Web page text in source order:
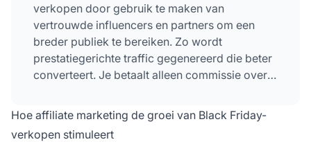
verkopen door gebruik te maken van
vertrouwde influencers en partners om een
breder publiek te bereiken. Zo wordt
prestatiegerichte traffic gegenereerd die beter
converteert. Je betaalt alleen commissie over
kosteneffectieve strategie is die het rendement
maximaliseert tijdens piekperiodes.
Hoe affiliate marketing de groei van Black Friday-
verkopen stimuleert